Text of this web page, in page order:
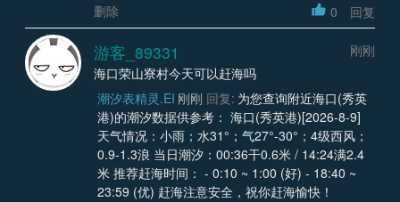
删除
0 回复
游客_89331
刚刚
海口荣山寮村今天可以赶海吗
潮汐表精灵.EI 刚刚 回复: 为您查询附近海口(秀英
港)的潮汐数据供参考： 海口(秀英港)[2026-8-9]
天气情况：小雨；水31°；气27°-30°；4级西风；
0.9-1.3浪 当日潮汐：00:36干0.6米 / 14:24满2.4
米 推荐赶海时间： - 0:10 ~ 1:00 (好) - 18:40 ~
23:59 (优) 赶海注意安全，祝你赶海愉快！